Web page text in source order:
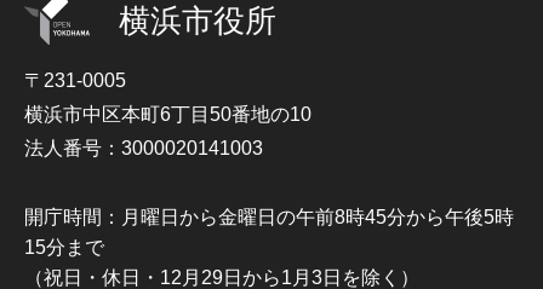
横浜市役所
〒231-0005
横浜市中区本町6丁目50番地の10
法人番号：3000020141003
開庁時間：月曜日から金曜日の午前8時45分から午後5時
15分まで
（祝日・休日・12月29日から1月3日を除く）